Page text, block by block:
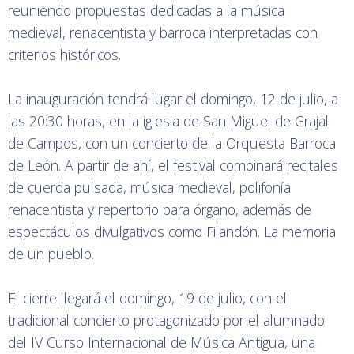
reuniendo propuestas dedicadas a la música
medieval, renacentista y barroca interpretadas con
criterios históricos.
La inauguración tendrá lugar el domingo, 12 de julio, a
las 20:30 horas, en la iglesia de San Miguel de Grajal
de Campos, con un concierto de la Orquesta Barroca
de León. A partir de ahí, el festival combinará recitales
de cuerda pulsada, música medieval, polifonía
renacentista y repertorio para órgano, además de
espectáculos divulgativos como Filandón. La memoria
de un pueblo.
El cierre llegará el domingo, 19 de julio, con el
tradicional concierto protagonizado por el alumnado
del IV Curso Internacional de Música Antigua, una